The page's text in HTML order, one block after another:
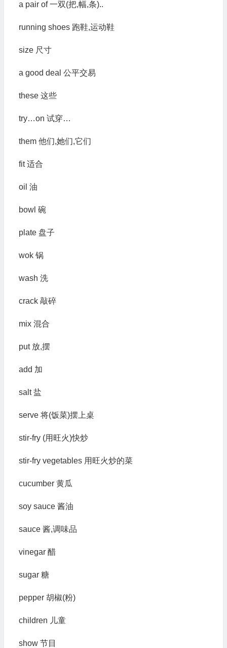
a pair of 一双(把,幅,条)..
running shoes 跑鞋,运动鞋
size 尺寸
a good deal 公平交易
these 这些
try…on 试穿…
them 他们,她们,它们
fit 适合
oil 油
bowl 碗
plate 盘子
wok 锅
wash 洗
crack 敲碎
mix 混合
put 放,摆
add 加
salt 盐
serve 将(饭菜)摆上桌
stir-fry (用旺火)快炒
stir-fry vegetables 用旺火炒的菜
cucumber 黄瓜
soy sauce 酱油
sauce 酱,调味品
vinegar 醋
sugar 糖
pepper 胡椒(粉)
children 儿童
show 节目